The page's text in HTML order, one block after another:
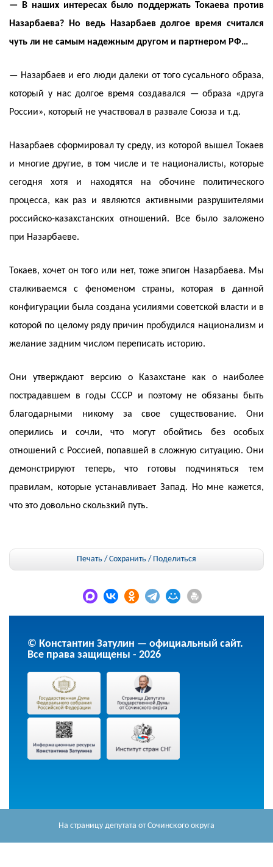
На страницу депутата от Сочинского округа
— В наших интересах было поддержать Токаева против
Назарбаева? Но ведь Назарбаев долгое время считался
чуть ли не самым надежным другом и партнером РФ…
— Назарбаев и его люди далеки от того сусального образа,
который у нас долгое время создавался — образа «друга
России», который не участвовал в развале Союза и т.д.
Назарбаев сформировал ту среду, из которой вышел Токаев
и многие другие, в том числе и те националисты, которые
сегодня хотя и находятся на обочине политического
процесса, как раз и являются активными разрушителями
российско-казахстанских отношений. Все было заложено
при Назарбаеве.
Токаев, хочет он того или нет, тоже эпигон Назарбаева. Мы
сталкиваемся с феноменом страны, которая в данной
конфигурации была создана усилиями советской власти и в
которой по целому ряду причин пробудился национализм и
желание задним числом переписать историю.
Они утверждают версию о Казахстане как о наиболее
пострадавшем в годы СССР и поэтому не обязаны быть
благодарными никому за свое существование. Они
оперились и сочли, что могут обойтись без особых
отношений с Россией, попавшей в сложную ситуацию. Они
демонстрируют теперь, что готовы подчиняться тем
правилам, которые устанавливает Запад. Но мне кажется,
что это довольно скользкий путь.
Печать / Сохранить / Поделиться
© Константин Затулин — официальный сайт.
Все права защищены - 2026